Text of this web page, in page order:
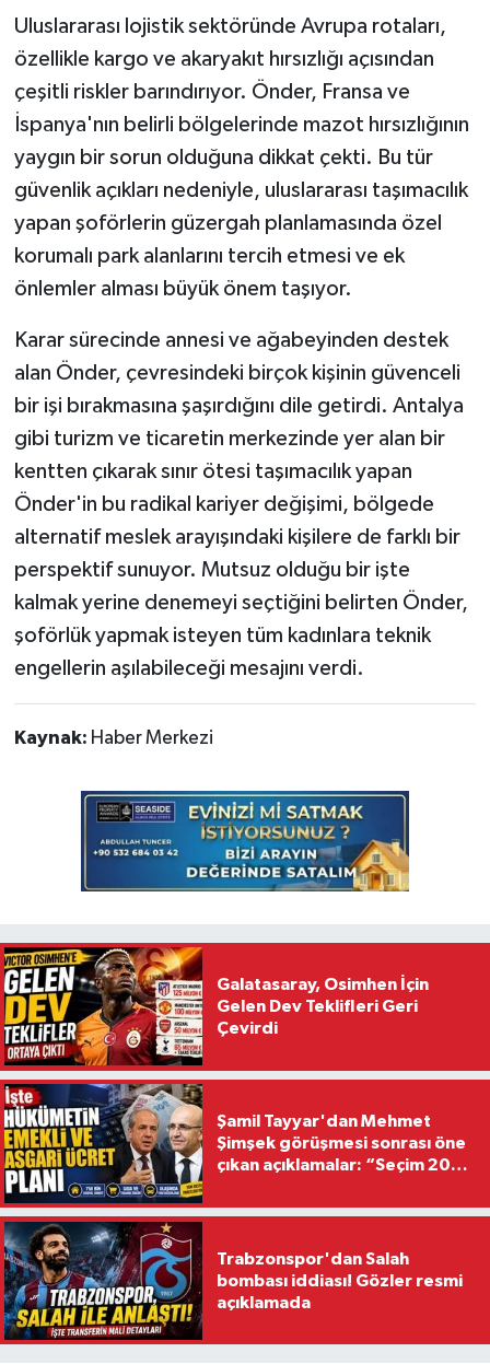
Uluslararası lojistik sektöründe Avrupa rotaları,
özellikle kargo ve akaryakıt hırsızlığı açısından
çeşitli riskler barındırıyor. Önder, Fransa ve
İspanya'nın belirli bölgelerinde mazot hırsızlığının
yaygın bir sorun olduğuna dikkat çekti. Bu tür
güvenlik açıkları nedeniyle, uluslararası taşımacılık
yapan şoförlerin güzergah planlamasında özel
korumalı park alanlarını tercih etmesi ve ek
önlemler alması büyük önem taşıyor.
Karar sürecinde annesi ve ağabeyinden destek
alan Önder, çevresindeki birçok kişinin güvenceli
bir işi bırakmasına şaşırdığını dile getirdi. Antalya
gibi turizm ve ticaretin merkezinde yer alan bir
kentten çıkarak sınır ötesi taşımacılık yapan
Önder'in bu radikal kariyer değişimi, bölgede
alternatif meslek arayışındaki kişilere de farklı bir
perspektif sunuyor. Mutsuz olduğu bir işte
kalmak yerine denemeyi seçtiğini belirten Önder,
şoförlük yapmak isteyen tüm kadınlara teknik
engellerin aşılabileceği mesajını verdi.
Kaynak: Haber Merkezi
Galatasaray, Osimhen İçin
Gelen Dev Teklifleri Geri
Çevirdi
Şamil Tayyar'dan Mehmet
Şimşek görüşmesi sonrası öne
çıkan açıklamalar: “Seçim 2028
Trabzonspor'dan Salah
bombası iddiası! Gözler resmi
açıklamada